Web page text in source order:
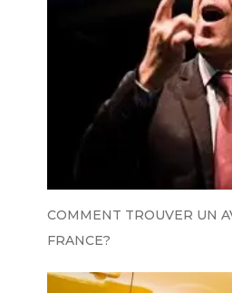
COMMENT TROUVER UN
FRANCE?